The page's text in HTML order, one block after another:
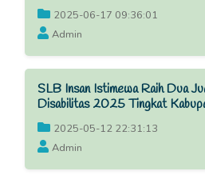
2025-06-17 09:36:01
Admin
SLB Insan Istimewa Raih Dua
Disabilitas 2025 Tingkat
2025-05-12 22:31:13
Admin